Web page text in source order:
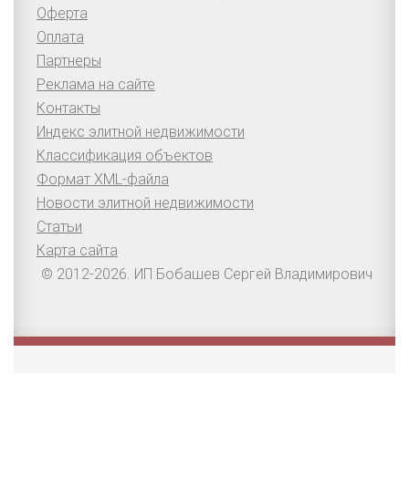
Оферта
Оплата
Партнеры
Реклама на сайте
Контакты
Индекс элитной недвижимости
Классификация объектов
Формат XML-файла
Новости элитной недвижимости
Статьи
Карта сайта
© 2012-2026. ИП Бобашев Сергей Владимирович